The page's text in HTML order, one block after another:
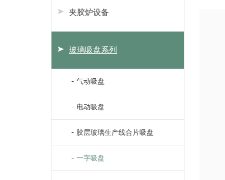
夹胶炉设备
玻璃吸盘系列
气动吸盘
电动吸盘
胶层玻璃生产线合片吸盘
一字吸盘